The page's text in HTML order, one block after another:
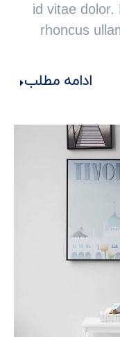
id vitae
rhoncus
ادامه مطلب